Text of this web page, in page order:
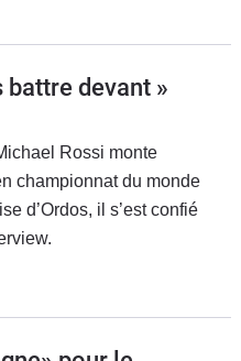
battre devant »
Rossi monte
championnat du monde
d’Ordos, il s’est confié